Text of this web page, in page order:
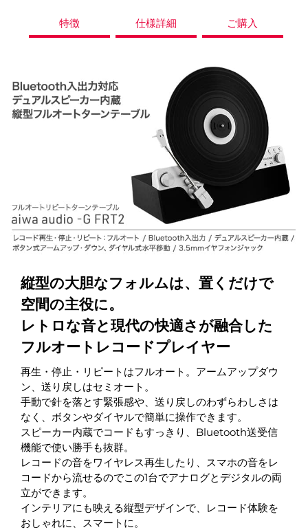
特徴 仕様詳細 ご購入
縦型の大胆なフォルムは、置くだけで
空間の主役に。
レトロな音と現代の快適さが融合した
フルオートレコードプレイヤー
再生・停止・リピートはフルオート。アームアップダウ
ン、送り戻しはセミオート。
手動で針を落とす緊張感や、送り戻しのわずらわしさは
なく、ボタンやダイヤルで簡単に操作できます。
スピーカー内蔵でコードもすっきり、Bluetooth送受信
機能で使い勝手も抜群。
レコードの音をワイヤレス再生したり、スマホの音をレ
コードから流せるのでこの1台でアナログとデジタルの両
立ができます。
インテリアにも映える縦型デザインで、レコード体験を
おしゃれに、スマートに。